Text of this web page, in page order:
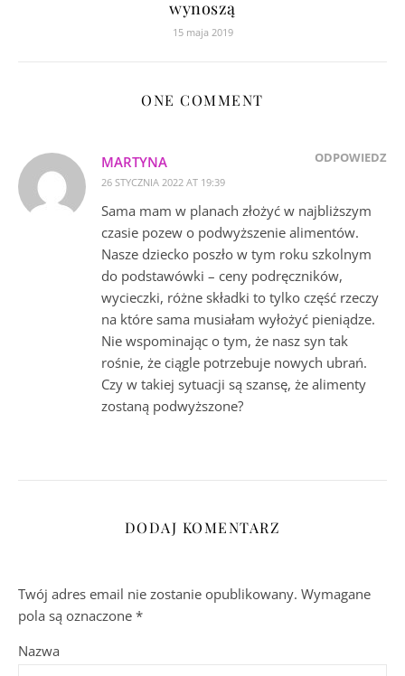
wynoszą
15 maja 2019
ONE COMMENT
MARTYNA
26 STYCZNIA 2022 AT 19:39
ODPOWIEDZ
Sama mam w planach złożyć w najbliższym
czasie pozew o podwyższenie alimentów.
Nasze dziecko poszło w tym roku szkolnym
do podstawówki – ceny podręczników,
wycieczki, różne składki to tylko część rzeczy
na które sama musiałam wyłożyć pieniądze.
Nie wspominając o tym, że nasz syn tak
rośnie, że ciągle potrzebuje nowych ubrań.
Czy w takiej sytuacji są szansę, że alimenty
zostaną podwyższone?
DODAJ KOMENTARZ
Twój adres email nie zostanie opublikowany. Wymagane
pola są oznaczone *
Nazwa